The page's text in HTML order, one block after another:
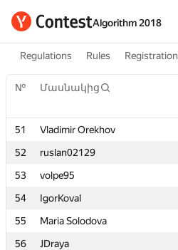
Algorithm 2018
Regulations Rules Registration
№ Մասնակից
51 Vladimir Orekhov
52
ruslan02129
53
volpe95
54
IgorKoval
55
Maria Solodova
56
JDraya
№ Մասնակից
51 Vladimir Orekhov
52
ruslan02129
53
volpe95
54
IgorKoval
55
Maria Solodova
56
JDraya